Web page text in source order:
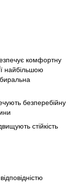
комфортну
найбільшою
безперебійну
стійкість